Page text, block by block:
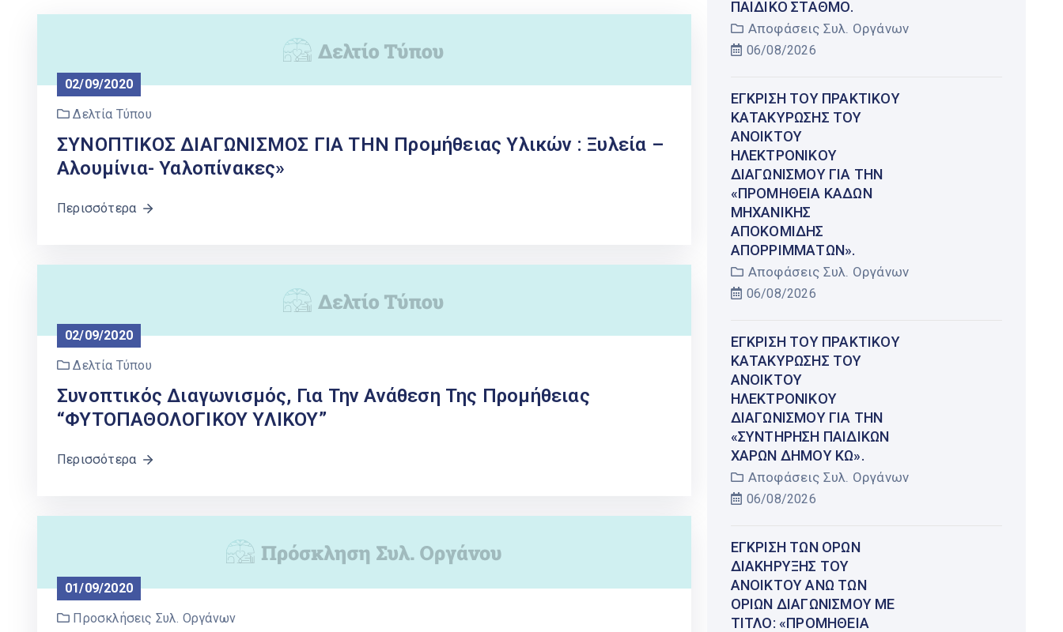
02/09/2020
Δελτία Τύπου
ΣΥΝΟΠΤΙΚΟΣ ΔΙΑΓΩΝΙΣΜΟΣ ΓΙΑ ΤΗΝ Προμήθειας Υλικών : Ξυλεία –
Αλουμίνια- Υαλοπίνακες»
Περισσότερα
02/09/2020
Δελτία Τύπου
Συνοπτικός Διαγωνισμός, Για Την Ανάθεση Της Προμήθειας
“ΦΥΤΟΠΑΘΟΛΟΓΙΚΟΥ ΥΛΙΚΟΥ”
Περισσότερα
01/09/2020
Προσκλήσεις Συλ. Οργάνων
ΠΑΙΔΙΚΌ ΣΤΑΘΜΌ.
Αποφάσεις Συλ. Οργάνων
06/08/2026
ΈΓΚΡΙΣΗ ΤΟΥ ΠΡΑΚΤΙΚΟΎ
ΚΑΤΑΚΎΡΩΣΗΣ ΤΟΥ
ΑΝΟΙΚΤΟΎ
ΗΛΕΚΤΡΟΝΙΚΟΎ
ΔΙΑΓΩΝΙΣΜΟΎ ΓΙΑ ΤΗΝ
«ΠΡΟΜΉΘΕΙΑ ΚΆΔΩΝ
ΜΗΧΑΝΙΚΉΣ
ΑΠΟΚΟΜΙΔΉΣ
ΑΠΟΡΡΙΜΜΆΤΩΝ».
Αποφάσεις Συλ. Οργάνων
06/08/2026
ΈΓΚΡΙΣΗ ΤΟΥ ΠΡΑΚΤΙΚΟΎ
ΚΑΤΑΚΎΡΩΣΗΣ ΤΟΥ
ΑΝΟΙΚΤΟΎ
ΗΛΕΚΤΡΟΝΙΚΟΎ
ΔΙΑΓΩΝΙΣΜΟΎ ΓΙΑ ΤΗΝ
«ΣΥΝΤΉΡΗΣΗ ΠΑΙΔΙΚΏΝ
ΧΑΡΏΝ ΔΉΜΟΥ ΚΩ».
Αποφάσεις Συλ. Οργάνων
06/08/2026
ΈΓΚΡΙΣΗ ΤΩΝ ΌΡΩΝ
ΔΙΑΚΉΡΥΞΗΣ ΤΟΥ
ΑΝΟΙΚΤΟΎ ΆΝΩ ΤΩΝ
ΟΡΊΩΝ ΔΙΑΓΩΝΙΣΜΟΎ ΜΕ
ΤΊΤΛΟ: «ΠΡΟΜΉΘΕΙΑ